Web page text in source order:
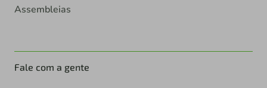
Assembleias
Fale com a gente